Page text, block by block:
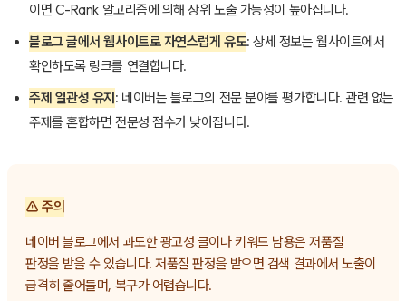
이면 C-Rank 알고리즘에 의해 상위 노출 가능성이 높아집니다.
블로그 글에서 웹사이트로 자연스럽게 유도: 상세 정보는 웹사이트에서
확인하도록 링크를 연결합니다.
주제 일관성 유지 : 네이버는 블로그의 전문 분야를 평가합니다. 관련 없는
주제를 혼합하면 전문성 점수가 낮아집니다.
⚠️ 주의
네이버 블로그에서 과도한 광고성 글이나 키워드 남용은 저품질
판정을 받을 수 있습니다. 저품질 판정을 받으면 검색 결과에서 노출이
급격히 줄어들며, 복구가 어렵습니다.